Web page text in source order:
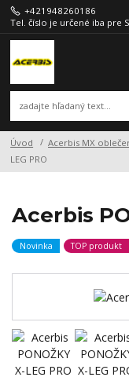
+421948260186
Tel. číslo je určené iba pre
Úvod Acerbis MX
LEG PRO
Acerbis
Novinka TOP produkt